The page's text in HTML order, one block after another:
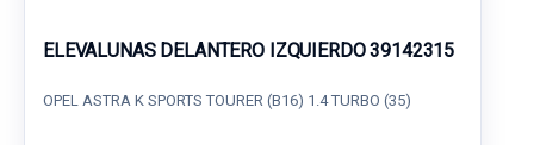
ELEVALUNAS DELANTERO IZQUIERDO 39142315
OPEL ASTRA K SPORTS TOURER (B16) 1.4 TURBO (35)